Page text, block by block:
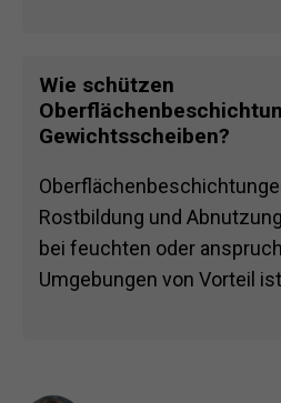
Wie schützen
Gewichtsscheiben?
Rostbildung und
bei feuchten oder
Umgebungen von Vorteil